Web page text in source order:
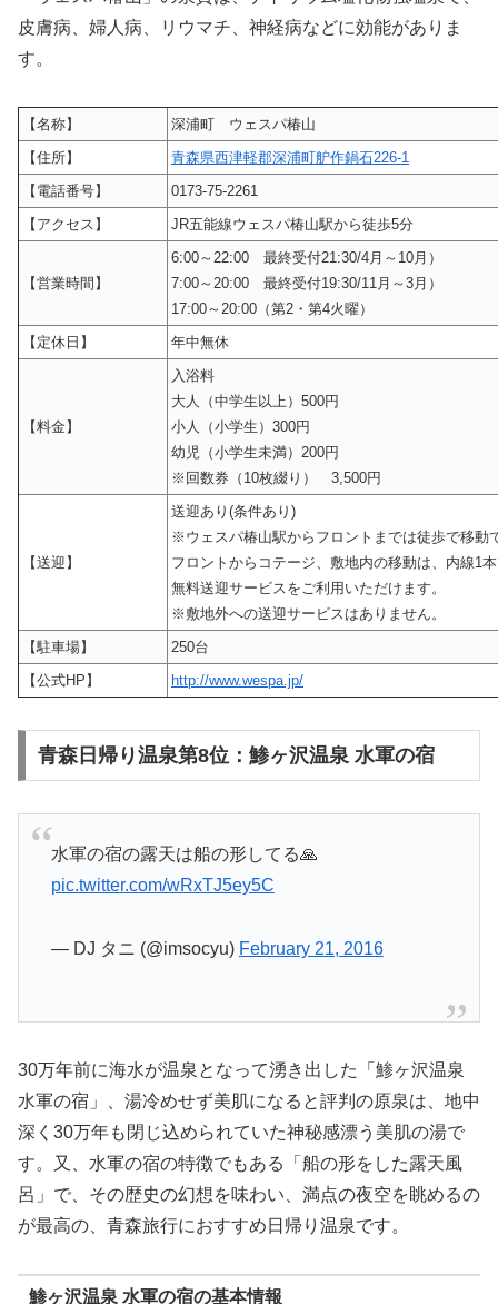
皮膚病、婦人病、リウマチ、神経病などに効能がありま
す。
【名称】
深浦町 ウェスパ椿山
【住所】
青森県西津軽郡深浦町舮作鍋石226-1
【電話番号】
0173-75-2261
【アクセス】
JR五能線ウェスパ椿山駅から徒歩5分
【営業時間】
6:00～22:00 最終受付21:30/4月～10月）
7:00～20:00 最終受付19:30/11月～3月）
17:00～20:00（第2・第4火曜）
【定休日】
年中無休
【料金】
入浴料
大人（中学生以上）500円
小人（小学生）300円
幼児（小学生未満）200円
※回数券（10枚綴り） 3,500円
【送迎】
送迎あり(条件あり)
※ウェスパ椿山駅からフロントまでは徒歩で移動
フロントからコテージ、敷地内の移動は、内線1
無料送迎サービスをご利用いただけます。
※敷地外への送迎サービスはありません。
【駐車場】
250台
【公式HP】
http://www.wespa.jp/
青森日帰り温泉第8位：鯵ヶ沢温泉 水軍の宿
水軍の宿の露天は船の形してる🙏
pic.twitter.com/wRxTJ5ey5C
— DJ タニ (@imsocyu) February 21, 2016
30万年前に海水が温泉となって湧き出した「鯵ヶ沢温泉
水軍の宿」、湯冷めせず美肌になると評判の原泉は、地中
深く30万年も閉じ込められていた神秘感漂う美肌の湯で
す。又、水軍の宿の特徴でもある「船の形をした露天風
呂」で、その歴史の幻想を味わい、満点の夜空を眺めるの
が最高の、青森旅行におすすめ日帰り温泉です。
鯵ヶ沢温泉 水軍の宿の基本情報